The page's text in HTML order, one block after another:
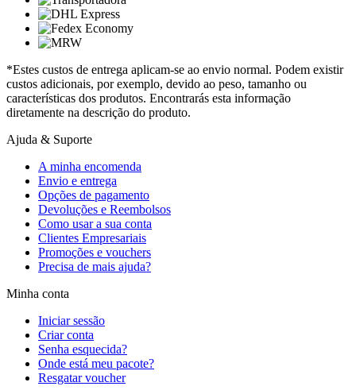
*Estes custos de entrega aplicam-se ao envio normal. Podem existir
custos adicionais, por exemplo, devido ao peso, tamanho ou
características dos produtos. Encontrarás esta informação
diretamente na descrição do produto.
Ajuda & Suporte
A minha encomenda
Envio e entrega
Opções de pagamento
Devoluções e Reembolsos
Como usar a sua conta
Clientes Empresariais
Promoções e vouchers
Precisa de mais ajuda?
Minha conta
Iniciar sessão
Criar conta
Senha esquecida?
Onde está meu pacote?
Resgatar voucher